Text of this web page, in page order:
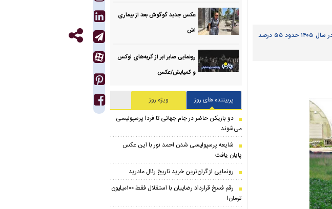
قادرمرزی گفت: در صورت تأمین اعتبار از سوی سازمان برنامه و بودجه، مجموع مستمری مستمری‌بگیران این صندوق در سال ۱۴۰۵ حدود ۵۵ درصد
عکس جدید گوگوش بعد از بیماری
اش
رونمایی صابر ابر از گربه‌های لوکس
و کمیابش/عکس
پربیننده های روز
ویژه روز
دو بازیکن حاضر در جام جهانی تا فردا پرسپولیسی
می‌شوند
شایعه پرسپولیسی شدن احمد نور با این عکس
پایان یافت
رونمایی از گران‌ترین خرید تاریخ رئال مادرید
رقم فسخ قرارداد رضاییان با استقلال فقط ۱۰۰میلیون
تومان!